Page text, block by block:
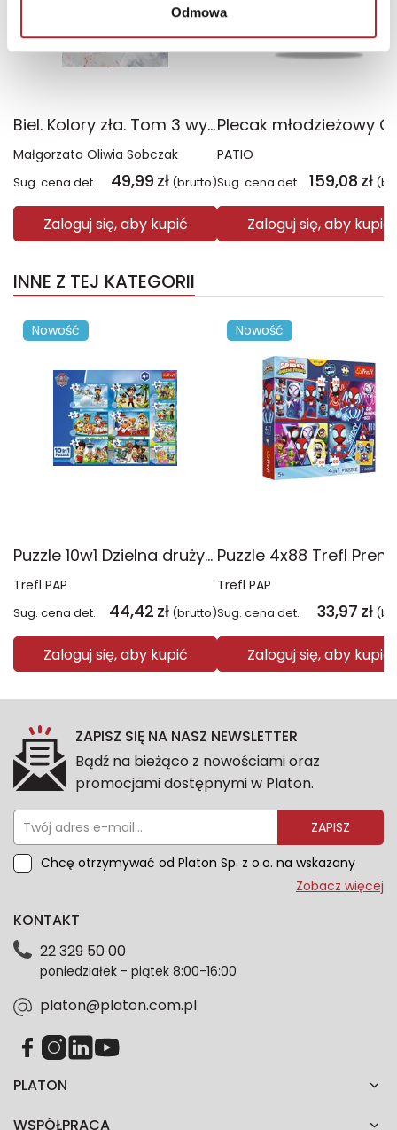
Odmowa
Biel. Kolory zła. Tom 3 wyd. 2025
Małgorzata Oliwia Sobczak
Sug. cena det. 49,99 zł (brutto)
Zaloguj się, aby kupić
PATIO
Sug. cena det. 159,08 zł
Zaloguj się, aby kupić
INNE Z TEJ KATEGORII
Nowość
Puzzle 10w1 Dzielna drużyna Psiego Patrolu 96012
Trefl PAP
Sug. cena det. 44,42 zł (brutto)
Zaloguj się, aby kupić
Nowość
Trefl PAP
Sug. cena det. 33,97 zł
Zaloguj się, aby kupić
ZAPISZ SIĘ NA NASZ NEWSLETTER
Bądź na bieżąco z nowościami oraz
promocjami dostępnymi w Platon.
ZAPISZ
Chcę otrzymywać od Platon Sp. z o.o. na wskazany
przeze mnie adres e-mail informacje marketingowe
dotyczące danych osobowych znajdziesz w naszej
każdym czasie. Wycofanie zgody nie wpłynie na
zgodność z prawem przetwarzania dokonanego przed
Zobacz więcej
PLATON
WSPÓŁPRACA
KONTAKT
22 329 50 00
poniedziałek - piątek 8:00-16:00
platon@platon.com.pl